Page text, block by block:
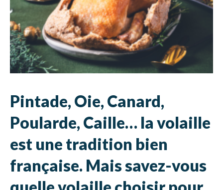
Pintade, Oie, Canard,
Poularde, Caille… la volaille
est une tradition bien
française. Mais savez-vous